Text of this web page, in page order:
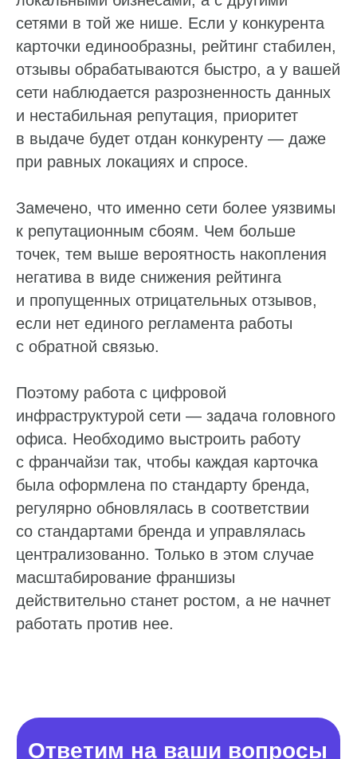
сетями в той же нише. Если у конкурента
карточки единообразны, рейтинг стабилен,
отзывы обрабатываются быстро, а у вашей
сети наблюдается разрозненность данных
и нестабильная репутация, приоритет
в выдаче будет отдан конкуренту — даже
при равных локациях и спросе.
Замечено, что именно сети более уязвимы
к репутационным сбоям. Чем больше
точек, тем выше вероятность накопления
негатива в виде снижения рейтинга
и пропущенных отрицательных отзывов,
если нет единого регламента работы
с обратной связью.
Поэтому работа с цифровой
инфраструктурой сети — задача головного
офиса. Необходимо выстроить работу
с франчайзи так, чтобы каждая карточка
была оформлена по стандарту бренда,
регулярно обновлялась в соответствии
со стандартами бренда и управлялась
централизованно. Только в этом случае
масштабирование франшизы
действительно станет ростом, а не начнет
работать против нее.
Отправить